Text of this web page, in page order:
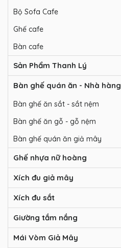
Bộ Sofa Cafe
Ghế cafe
Bàn cafe
Sản Phẩm Thanh Lý
Bàn ghế quán ăn - Nhà hàng
Bàn ghế ăn sắt - sắt nệm
Bàn ghế ăn gỗ - gỗ nệm
Bàn ghế quán ăn giả mây
Ghế nhựa nữ hoàng
Xích đu giả mây
Xích đu sắt
Giường tắm nắng
Mái Vòm Giả Mây